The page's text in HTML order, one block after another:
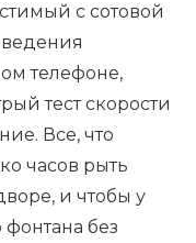
с сотовой
телефоне,
тест скорости
Все, что
часов рыть
и чтобы у
без